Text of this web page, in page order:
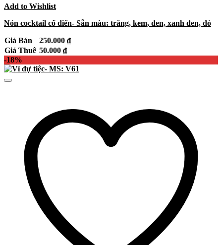
Add to Wishlist
Nón cocktail cổ điển- Sẵn màu: trắng, kem, đen, xanh đen, đỏ
Giá Bán 250.000 ₫
Giá Thuê 50.000 ₫
-18%